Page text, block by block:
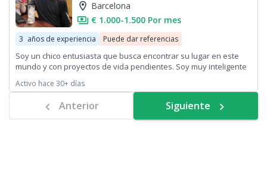
location_on Barcelona
payments € 1.000-1.500 Por mes
3 años de experiencia Puede dar referencias
Soy un chico entusiasta que busca encontrar su lugar en este
mundo y con proyectos de vida pendientes. Soy muy inteligente
sin hijos con más de 20 países conocidos
Activo hace 30+ días
chevron_left Anterior Siguiente navigate_next